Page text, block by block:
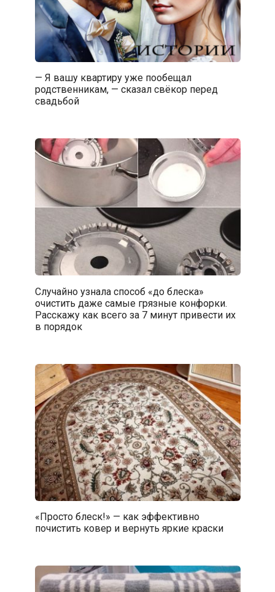
— Я вашу квартиру уже пообещал
родственникам, — сказал свёкор перед
свадьбой
Случайно узнала способ «до блеска»
очистить даже самые грязные конфорки.
Расскажу как всего за 7 минут привести их
в порядок
«Просто блеск!» — как эффективно
почистить ковер и вернуть яркие краски